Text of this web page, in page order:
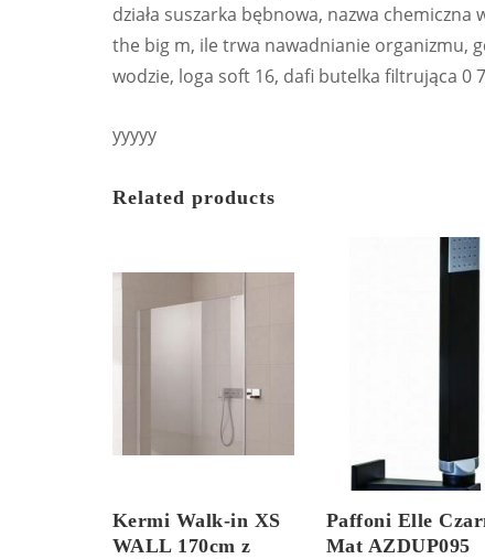
działa suszarka bębnowa, nazwa
the big m, ile trwa nawadnianie organizmu,
wodzie, loga soft 16, dafi butelka filtrująca 0
yyyyy
Related products
Kermi Walk-in XS
WALL 170cm z
Paffoni Elle
Mat AZDUP095